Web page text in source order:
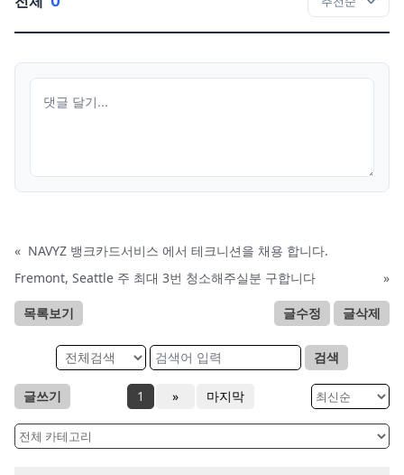
« NAVYZ 뱅크카드서비스 에서 테크니션을 채용 합니다.
Fremont, Seattle 주 최대 3번 청소해주실분 구합니다
»
목록보기 글수정 글삭제
검색
글쓰기 1 » 마지막